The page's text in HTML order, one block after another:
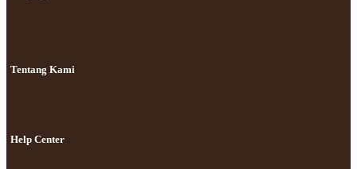
Tentang Kami
Help Center